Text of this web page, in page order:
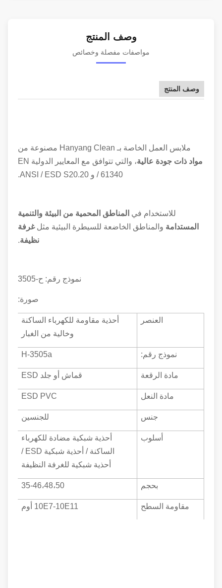
وصف المنتج
مواصفات مفصلة وخصائص
وصف المنتج
ملابس العمل الخاصة بـ Hanyang Clean مصنوعة من
مواد ذات جودة عالية
، والتي تتوافق مع المعايير الدولية EN
/ 61340 و ANSI / ESD S20.20.
للاستخدام فيالمناطق المحمية من البيئة والتنمية
المستدامةوالمناطق الخاضعة للسيطرة البيئية مثل غرفة
نظيفة.
نموذج رقم: ح-3505
صورة:
العنصر
أحذية مقاومة للكهرباء الساكنة
وخالية من الغبار
نموذج رقم: H-3505a
مادة الرقعة قماش أو جلد ESD
مادة النعل ESD PVC
جنس للجنسين
أسلوب
أحذية شبكية مضادة للكهرباء
الساكنة / أحذية شبكية ESD /
أحذية شبكية للغرفة النظيفة
بحجم 35-46،48،50
مقاومة السطح 10E7-10E11 أوم